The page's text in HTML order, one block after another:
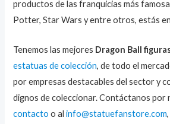
productos de las franquicias más
Potter, Star Wars y entre otros, estás
Tenemos las mejores Dragon Ball
estatuas de colección, de todo el
por empresas destacables del sector y
dignos de coleccionar. Contáctanos
contacto o alinfo@statuefanstore.com